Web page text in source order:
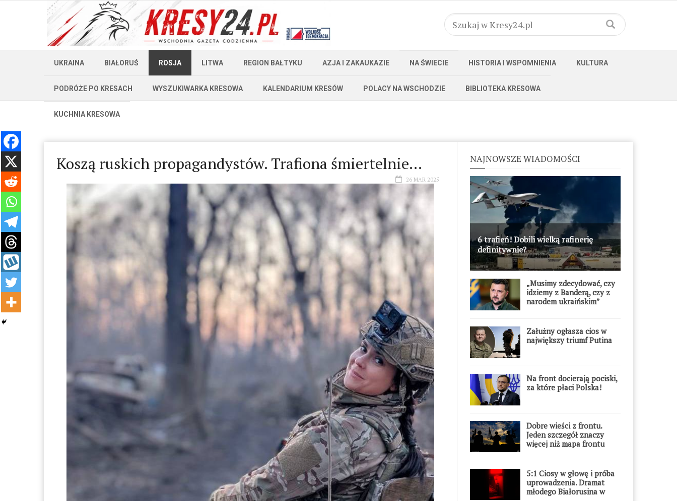
UKRAINA BIAŁORUŚ ROSJA LITWA REGION BAŁTYKU AZJA I ZAKAUKAZIE NA ŚWIECIE HISTORIA I WSPOMNIENIA KULTURA
PODRÓŻE PO KRESACH WYSZUKIWARKA KRESOWA KALENDARIUM KRESÓW POLACY NA WSCHODZIE BIBLIOTEKA KRESOWA
KUCHNIA KRESOWA
Koszą ruskich propagandystów. Trafiona śmiertelnie…
26 MAR 2025
NAJNOWSZE WIADOMOŚCI
6 trafień! Dobili wielką rafinerię
definitywnie?
„Musimy zdecydować, czy
idziemy z Banderą, czy z
narodem ukraińskim”
Załużny ogłasza cios w
największy triumf Putina
Na front docierają pociski,
za które płaci Polska!
Dobre wieści z frontu.
Jeden szczegół znaczy
więcej niż mapa frontu
5:1 Ciosy w głowę i próba
uprowadzenia. Dramat
młodego Białorusina w